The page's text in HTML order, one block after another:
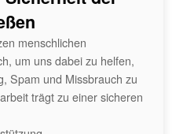
menschlichen
um uns dabei zu helfen,
Spam und Missbrauch zu
trägt zu einer sicheren